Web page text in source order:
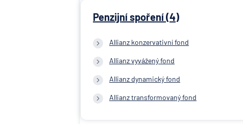
Penzijní spoření (4)
Allianz konzervativní fond
Allianz vyvážený fond
Allianz dynamický fond
Allianz transformovaný fond